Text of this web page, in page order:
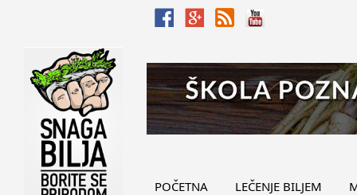
POČETNA LEČENJE BILJEM